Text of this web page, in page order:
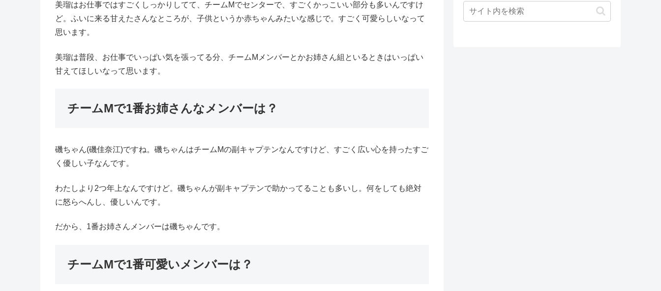
美瑠はお仕事ではすごくしっかりしてて、チームMでセンターで、すごくかっこいい部分も多いんですけ
ど。ふいに来る甘えたさんなところが、子供というか赤ちゃんみたいな感じで。すごく可愛らしいなって
思います。
美瑠は普段、お仕事でいっぱい気を張ってる分、チームMメンバーとかお姉さん組といるときはいっぱい
甘えてほしいなって思います。
チームMで1番お姉さんなメンバーは？
磯ちゃん(磯佳奈江)ですね。磯ちゃんはチームMの副キャプテンなんですけど、すごく広い心を持ったすご
く優しい子なんです。
わたしより2つ年上なんですけど。磯ちゃんが副キャプテンで助かってることも多いし。何をしても絶対
に怒らへんし、優しいんです。
だから、1番お姉さんメンバーは磯ちゃんです。
チームMで1番可愛いメンバーは？